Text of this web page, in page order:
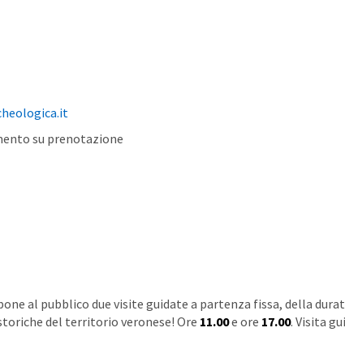
su prenotazione
al pubblico due visite guidate a partenza fissa, della
del territorio veronese! Ore 11.00e ore 17.00. Visita